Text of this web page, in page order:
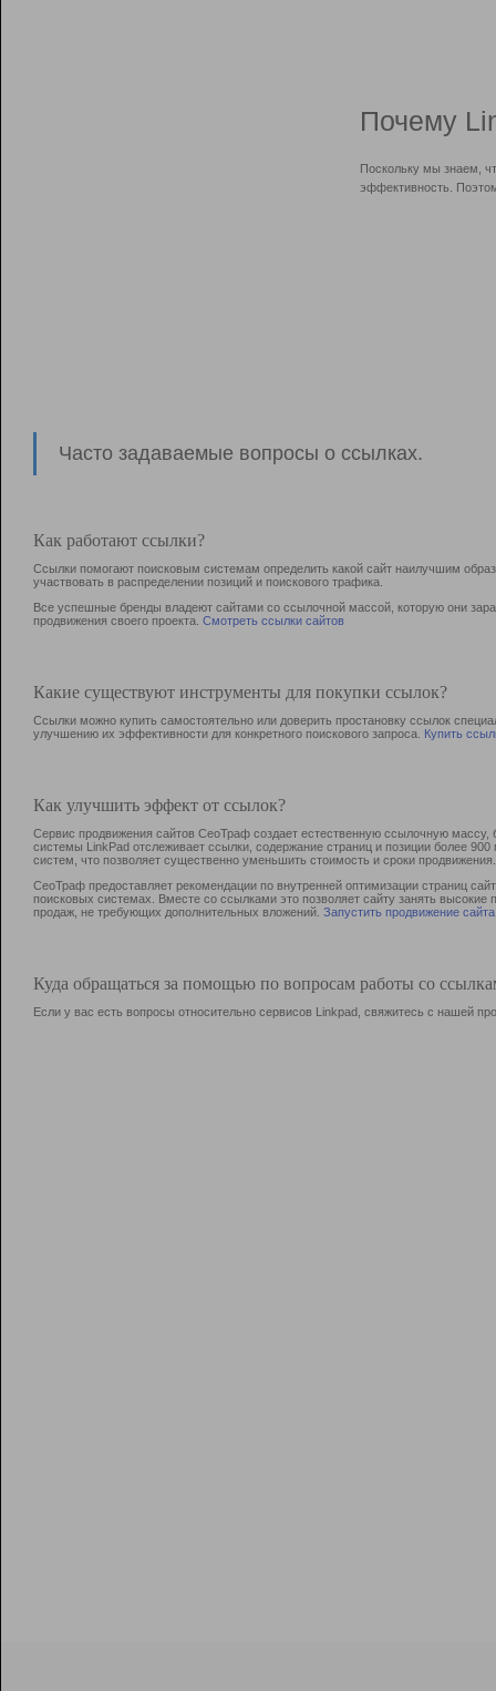
Почему
Поскольку мы знаем,
эффективность.
Часто задаваемые вопросы о ссылках.
Как работают ссылки?
Ссылки помогают поисковым системам определить какой сайт наилучшим
участвовать в раcпределении позиций и поискового трафика.
Все успешные бренды владеют сайтами со ссылочной массой, которую они
продвижения своего проекта. Смотреть ссылки сайтов
Какие существуют инструменты для покупки ссылок?
Ссылки можно купить самостоятельно или доверить простановку ссылок
улучшению их эффективности для конкретного поискового запроса. Купить
Как улучшить эффект от ссылок?
Сервис продвижения сайтов СеоТраф создает естественную ссылочную
системы LinkPad отслеживает ссылки, содержание страниц и позиции более
систем, что позволяет существенно уменьшить стоимость и сроки продвижения.
СеоТраф предоставляет рекомендации по внутренней оптимизации страниц
поисковых системах. Вместе со ссылками это позволяет сайту занять
продаж, не требующих дополнительных вложений. Запустить продвижение сайта
Куда обращаться за помощью по вопросам работы со
Если у вас есть вопросы относительно сервисов Linkpad, свяжитесь с нашей